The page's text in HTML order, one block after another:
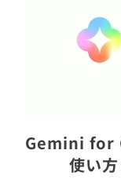
Gemini for
使い